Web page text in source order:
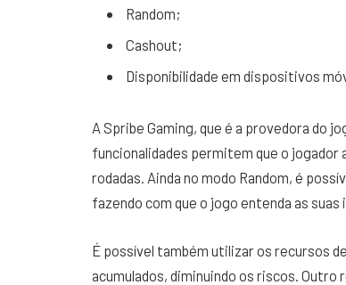
Random;
Cashout;
Disponibilidade em dispositivos
A Spribe Gaming, que é a provedora do
funcionalidades permitem que o jogador
rodadas. Ainda no modo Random, é
fazendo com que o jogo entenda as
É possível também utilizar os recursos
acumulados, diminuindo os riscos.